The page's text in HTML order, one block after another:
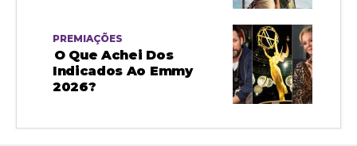
PREMIAÇÕES
O Que Achei Dos
Indicados Ao Emmy
2026?